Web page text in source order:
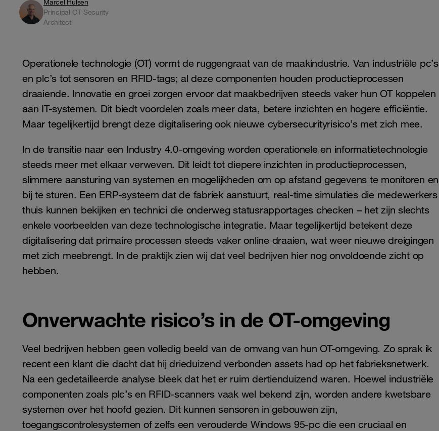
Marcel Hulsen
Principal OT Security
Architect
Operationele technologie (OT) vormt de ruggengraat van de maakindustrie. Van industriële pc’s
en plc’s tot sensoren en RFID-tags; al deze componenten houden productieprocessen
draaiende. Innovatie en groei zorgen ervoor dat maakbedrijven steeds vaker hun OT koppelen
aan IT-systemen. Dit biedt voordelen zoals meer data, betere inzichten en hogere efficiëntie.
Maar tegelijkertijd brengt deze digitalisering ook nieuwe cybersecurityrisico’s met zich mee.
In de transitie naar een Industry 4.0-omgeving worden operationele en informatietechnologie
steeds meer met elkaar verweven. Dit leidt tot diepere inzichten in productieprocessen,
slimmere aansturing van systemen en mogelijkheden om op afstand gegevens te monitoren en
bij te sturen. Een ERP-systeem dat de fabriek aanstuurt, real-time simulaties die medewerkers
thuis kunnen bekijken en technici die onderweg statusrapportages checken – het zijn slechts
enkele voorbeelden van deze technologische integratie. Maar tegelijkertijd betekent deze
digitalisering dat primaire processen steeds vaker online draaien, wat weer nieuwe dreigingen
met zich meebrengt. In de praktijk zien wij dat veel bedrijven hier nog onvoldoende zicht op
hebben.
Onverwachte risico’s in de OT-omgeving
Veel bedrijven hebben geen volledig beeld van de omvang van hun OT-omgeving. Zo sprak ik
recent een klant die dacht dat hij drieduizend verbonden assets had op het fabrieksnetwerk.
Na een gedetailleerde analyse bleek dat het er ruim dertienduizend waren. Hoewel industriële
componenten zoals plc’s en RFID-scanners vaak wel bekend zijn, worden andere kwetsbare
systemen over het hoofd gezien. Dit kunnen sensoren in gebouwen zijn,
toegangscontrolesystemen of zelfs een verouderde Windows 95-pc die een cruciaal en